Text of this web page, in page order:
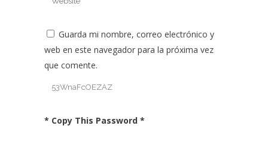
Guarda mi nombre, correo electrónico y
web en este navegador para la próxima vez
que comente.
* Copy This Password *